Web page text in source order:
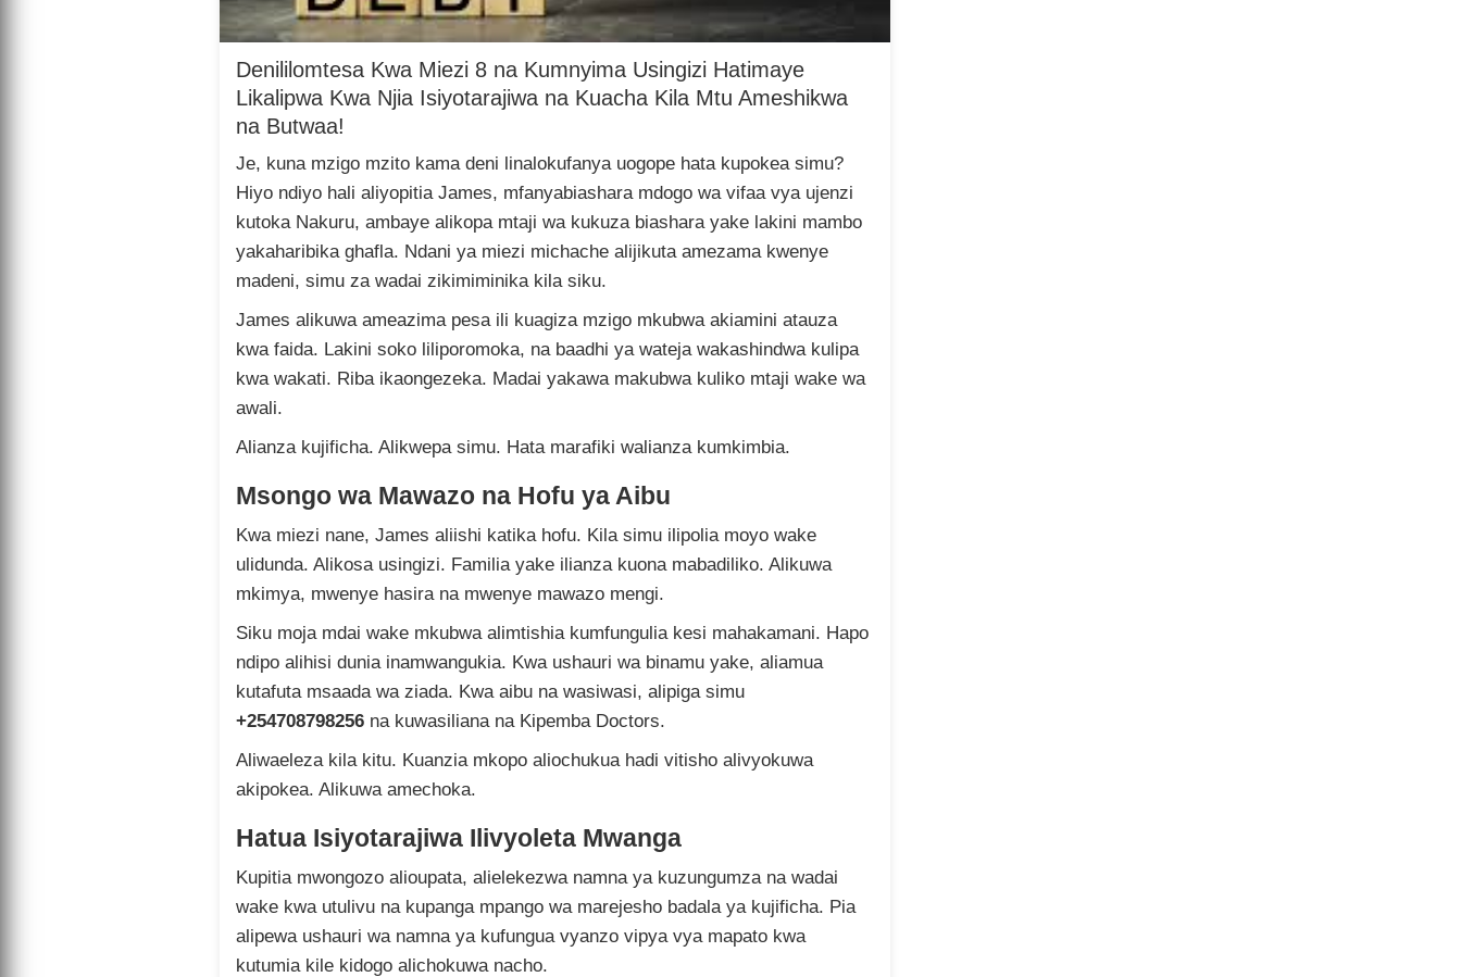
Denililomtesa Kwa Miezi 8 na Kumnyima Usingizi Hatimaye
Likalipwa Kwa Njia Isiyotarajiwa na Kuacha Kila Mtu Ameshikwa
na Butwaa!
Je, kuna mzigo mzito kama deni linalokufanya uogope hata kupokea simu?
Hiyo ndiyo hali aliyopitia James, mfanyabiashara mdogo wa vifaa vya ujenzi
kutoka Nakuru, ambaye alikopa mtaji wa kukuza biashara yake lakini mambo
yakaharibika ghafla. Ndani ya miezi michache alijikuta amezama kwenye
madeni, simu za wadai zikimiminika kila siku.
James alikuwa ameazima pesa ili kuagiza mzigo mkubwa akiamini atauza
kwa faida. Lakini soko liliporomoka, na baadhi ya wateja wakashindwa kulipa
kwa wakati. Riba ikaongezeka. Madai yakawa makubwa kuliko mtaji wake wa
awali.
Alianza kujificha. Alikwepa simu. Hata marafiki walianza kumkimbia.
Msongo wa Mawazo na Hofu ya Aibu
Kwa miezi nane, James aliishi katika hofu. Kila simu ilipolia moyo wake
ulidunda. Alikosa usingizi. Familia yake ilianza kuona mabadiliko. Alikuwa
mkimya, mwenye hasira na mwenye mawazo mengi.
Siku moja mdai wake mkubwa alimtishia kumfungulia kesi mahakamani. Hapo
ndipo alihisi dunia inamwangukia. Kwa ushauri wa binamu yake, aliamua
kutafuta msaada wa ziada. Kwa aibu na wasiwasi, alipiga simu
+254708798256 na kuwasiliana na Kipemba Doctors.
Aliwaeleza kila kitu. Kuanzia mkopo aliochukua hadi vitisho alivyokuwa
akipokea. Alikuwa amechoka.
Hatua Isiyotarajiwa Ilivyoleta Mwanga
Kupitia mwongozo alioupata, alielekezwa namna ya kuzungumza na wadai
wake kwa utulivu na kupanga mpango wa marejesho badala ya kujificha. Pia
alipewa ushauri wa namna ya kufungua vyanzo vipya vya mapato kwa
kutumia kile kidogo alichokuwa nacho.